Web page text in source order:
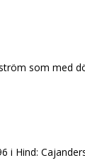
som med
i Hind: